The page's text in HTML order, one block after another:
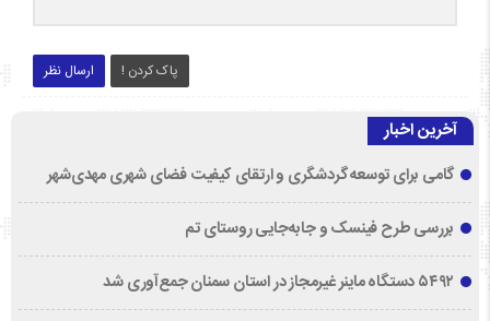
ارسال نظر پاک کردن !
آخرین اخبار
گامی برای توسعه گردشگری و ارتقای کیفیت فضای شهری مهدی‌شهر
بررسی طرح فینسک و جابه‌جایی روستای تم
۵۴۹۲ دستگاه ماینر غیرمجاز در استان سمنان جمع‌آوری شد